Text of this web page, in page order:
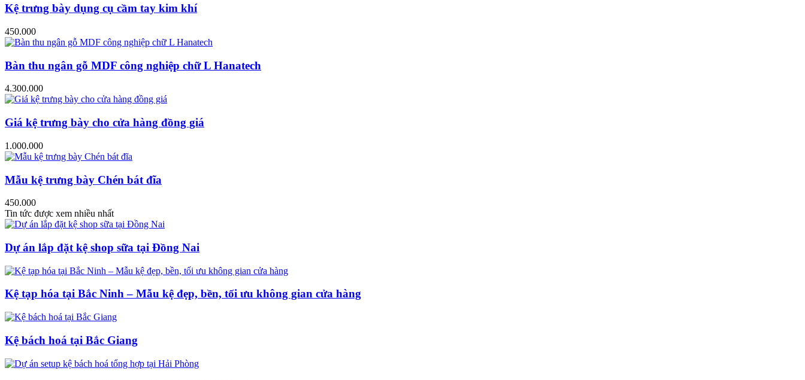
Kệ trưng bày dụng cụ cầm tay kim khí
450.000
Bàn thu ngân gỗ MDF công nghiệp chữ L Hanatech
4.300.000
Giá kệ trưng bày cho cửa hàng đồng giá
1.000.000
Mẫu kệ trưng bày Chén bát đĩa
450.000
Tin tức được xem nhiều nhất
Dự án lắp đặt kệ shop sữa tại Đồng Nai
Kệ tạp hóa tại Bắc Ninh – Mẫu kệ đẹp, bền, tối ưu không gian cửa hàng
Kệ bách hoá tại Bắc Giang